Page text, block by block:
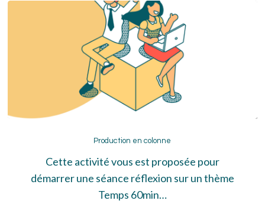
en
colonne
Production en colonne
Cette activité vous est proposée pour
démarrer une séance réflexion sur un thème
Temps 60min…